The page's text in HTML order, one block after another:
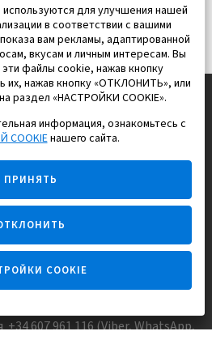
Испании
607 961 116 (Viber, WhatsApp,
для улучшения нашей
в соответствии с вашими
вам рекламы, адаптированной
вкусам и личным интересам. Вы
файлы cookie, нажав кнопку
их, нажав кнопку «ОТКЛОНИТЬ», или
раздел «НАСТРОЙКИ COOKIE».
информация, ознакомьтесь с
нашего сайта.
ПРИНЯТЬ
COOKIE